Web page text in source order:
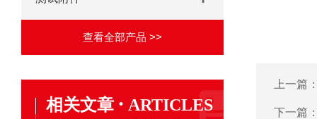
查看全部产品 >>
相关文章 · ARTICLES
上一篇
下一篇